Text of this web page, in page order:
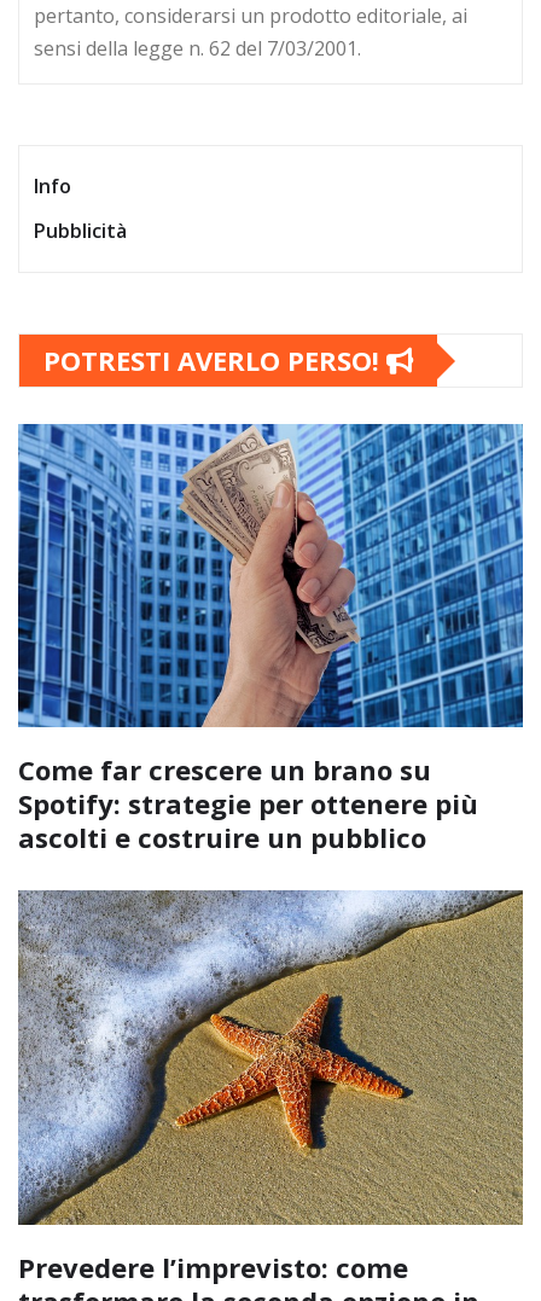
pertanto, considerarsi un prodotto editoriale, ai
sensi della legge n. 62 del 7/03/2001.
Info
Pubblicità
POTRESTI AVERLO PERSO!
Come far crescere un brano su
Spotify: strategie per ottenere più
ascolti e costruire un pubblico
Prevedere l’imprevisto: come